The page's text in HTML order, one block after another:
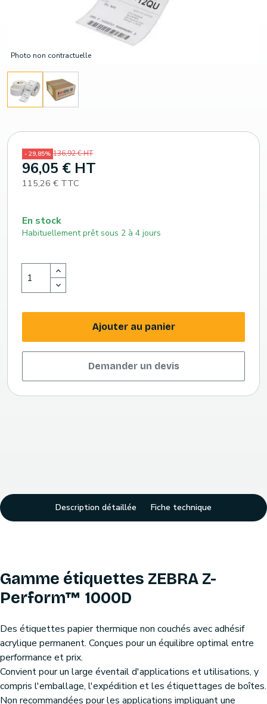
Photo non contractuelle
- 29,85% 136,92 € HT
96,05 € HT
115,26 € TTC
En stock
Habituellement prêt sous 2 à 4 jours
Ajouter au panier
Demander un devis
Description détaillée Fiche technique
Gamme étiquettes ZEBRA Z-
Perform™ 1000D
Des étiquettes papier thermique non couchés avec adhésif
acrylique permanent. Conçues pour un équilibre optimal entre
performance et prix.
Convient pour un large éventail d'applications et utilisations, y
compris l'emballage, l'expédition et les étiquettages de boîtes.
Non recommandées pour les applications impliquant une